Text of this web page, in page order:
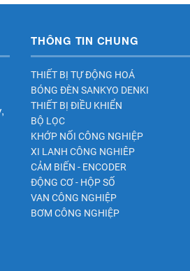
THÔNG TIN CHUNG
THIẾT BỊ TỰ ĐỘNG HOÁ
BÓNG ĐÈN SANKYO DENKI
THIẾT BỊ ĐIỀU KHIỂN
BỘ LỌC
KHỚP NỐI CÔNG NGHIỆP
XI LANH CÔNG NGHIÊP
CẢM BIẾN - ENCODER
ĐỘNG CƠ - HỘP SỐ
VAN CÔNG NGHIỆP
BƠM CÔNG NGHIỆP